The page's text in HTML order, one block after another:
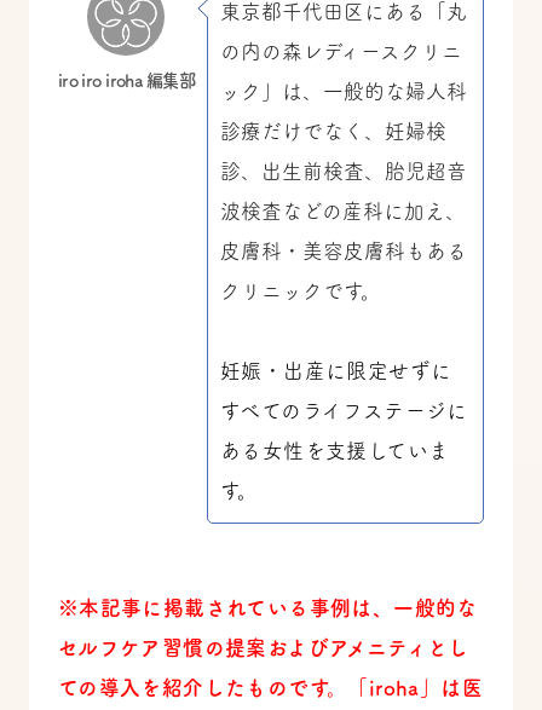
iro iro iroha 編集部
東京都千代田区にある「丸
の内の森レディースクリニ
ック」は、一般的な婦人科
診療だけでなく、妊婦検
診、出生前検査、胎児超音
波検査などの産科に加え、
皮膚科・美容皮膚科もある
クリニックです。
妊娠・出産に限定せずに
すべてのライフステージに
ある女性を支援していま
す。
※本記事に掲載されている事例は、一般的な
セルフケア習慣の提案およびアメニティとし
ての導入を紹介したものです。「iroha」は医